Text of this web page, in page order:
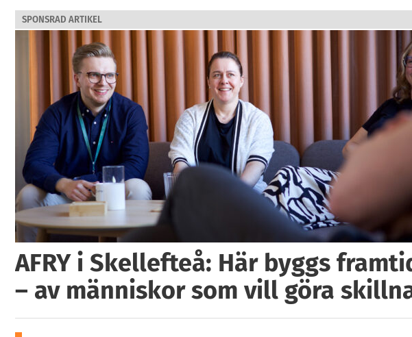
SPONSRAD ARTIKEL
AFRY i Skellefteå: Här byggs
– av människor som vill göra